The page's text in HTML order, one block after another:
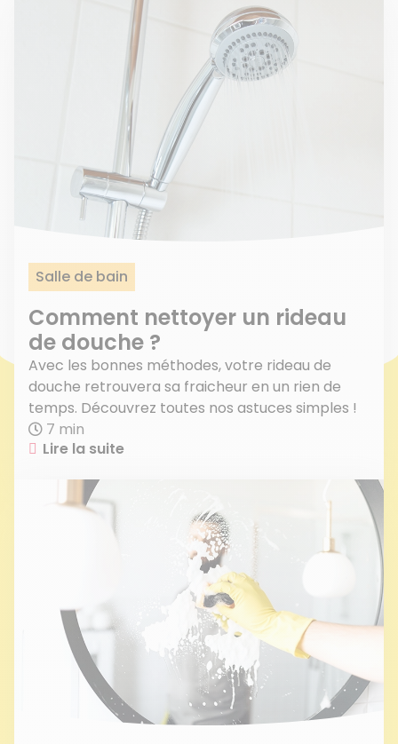
Salle de bain
Comment nettoyer un rideau
de douche ?
Avec les bonnes méthodes, votre rideau de
douche retrouvera sa fraicheur en un rien de
temps. Découvrez toutes nos astuces simples !
7 min
Lire la suite